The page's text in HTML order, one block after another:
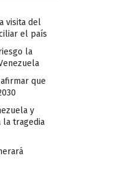
visita del
el país
la
que
y
la tragedia